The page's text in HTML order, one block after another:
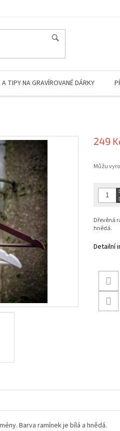
A TIPY NA GRAVÍROVANÉ DÁRKY
249
cena:
Můžu
Dřevěná
hnědá.
Detailní
Barva ramínek je bílá a hnědá.